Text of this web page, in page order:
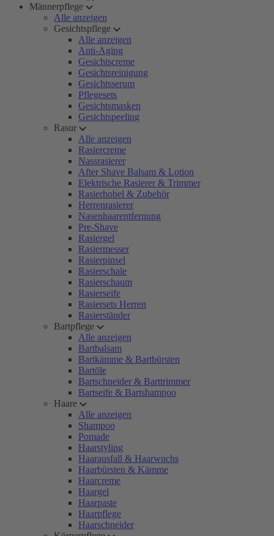
Männerpflege
Alle anzeigen
Gesichtspflege
Alle anzeigen
Anti-Aging
Gesichtscreme
Gesichtsreinigung
Gesichtsserum
Pflegesets
Gesichtsmasken
Gesichtspeeling
Rasur
Alle anzeigen
Rasiercreme
Nassrasierer
After Shave Balsam & Lotion
Elektrische Rasierer & Trimmer
Rasierhobel & Zubehör
Herrenrasierer
Nasenhaarentfernung
Pre-Shave
Rasiergel
Rasiermesser
Rasierpinsel
Rasierschale
Rasierschaum
Rasierseife
Rasiersets Herren
Rasierständer
Bartpflege
Alle anzeigen
Bartbalsam
Bartkämme & Bartbürsten
Bartöle
Bartschneider & Barttrimmer
Bartseife & Bartshampoo
Haare
Alle anzeigen
Shampoo
Pomade
Haarstyling
Haarausfall & Haarwuchs
Haarbürsten & Kämme
Haarcreme
Haargel
Haarpaste
Haarpflege
Haarschneider